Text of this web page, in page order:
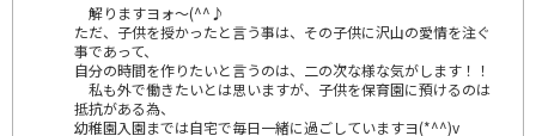
解りますヨォ～(^^♪
ただ、子供を授かったと言う事は、その子供に沢山の愛情を注ぐ
事であって、
自分の時間を作りたいと言うのは、二の次な様な気がします！！
私も外で働きたいとは思いますが、子供を保育園に預けるのは
抵抗がある為、
幼稚園入園までは自宅で毎日一緒に過ごしていますヨ(*^^)v